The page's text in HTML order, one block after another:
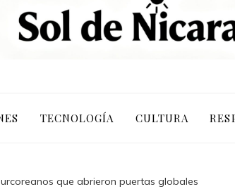
TECNOLOGÍA CULTURA
que abrieron puertas globales